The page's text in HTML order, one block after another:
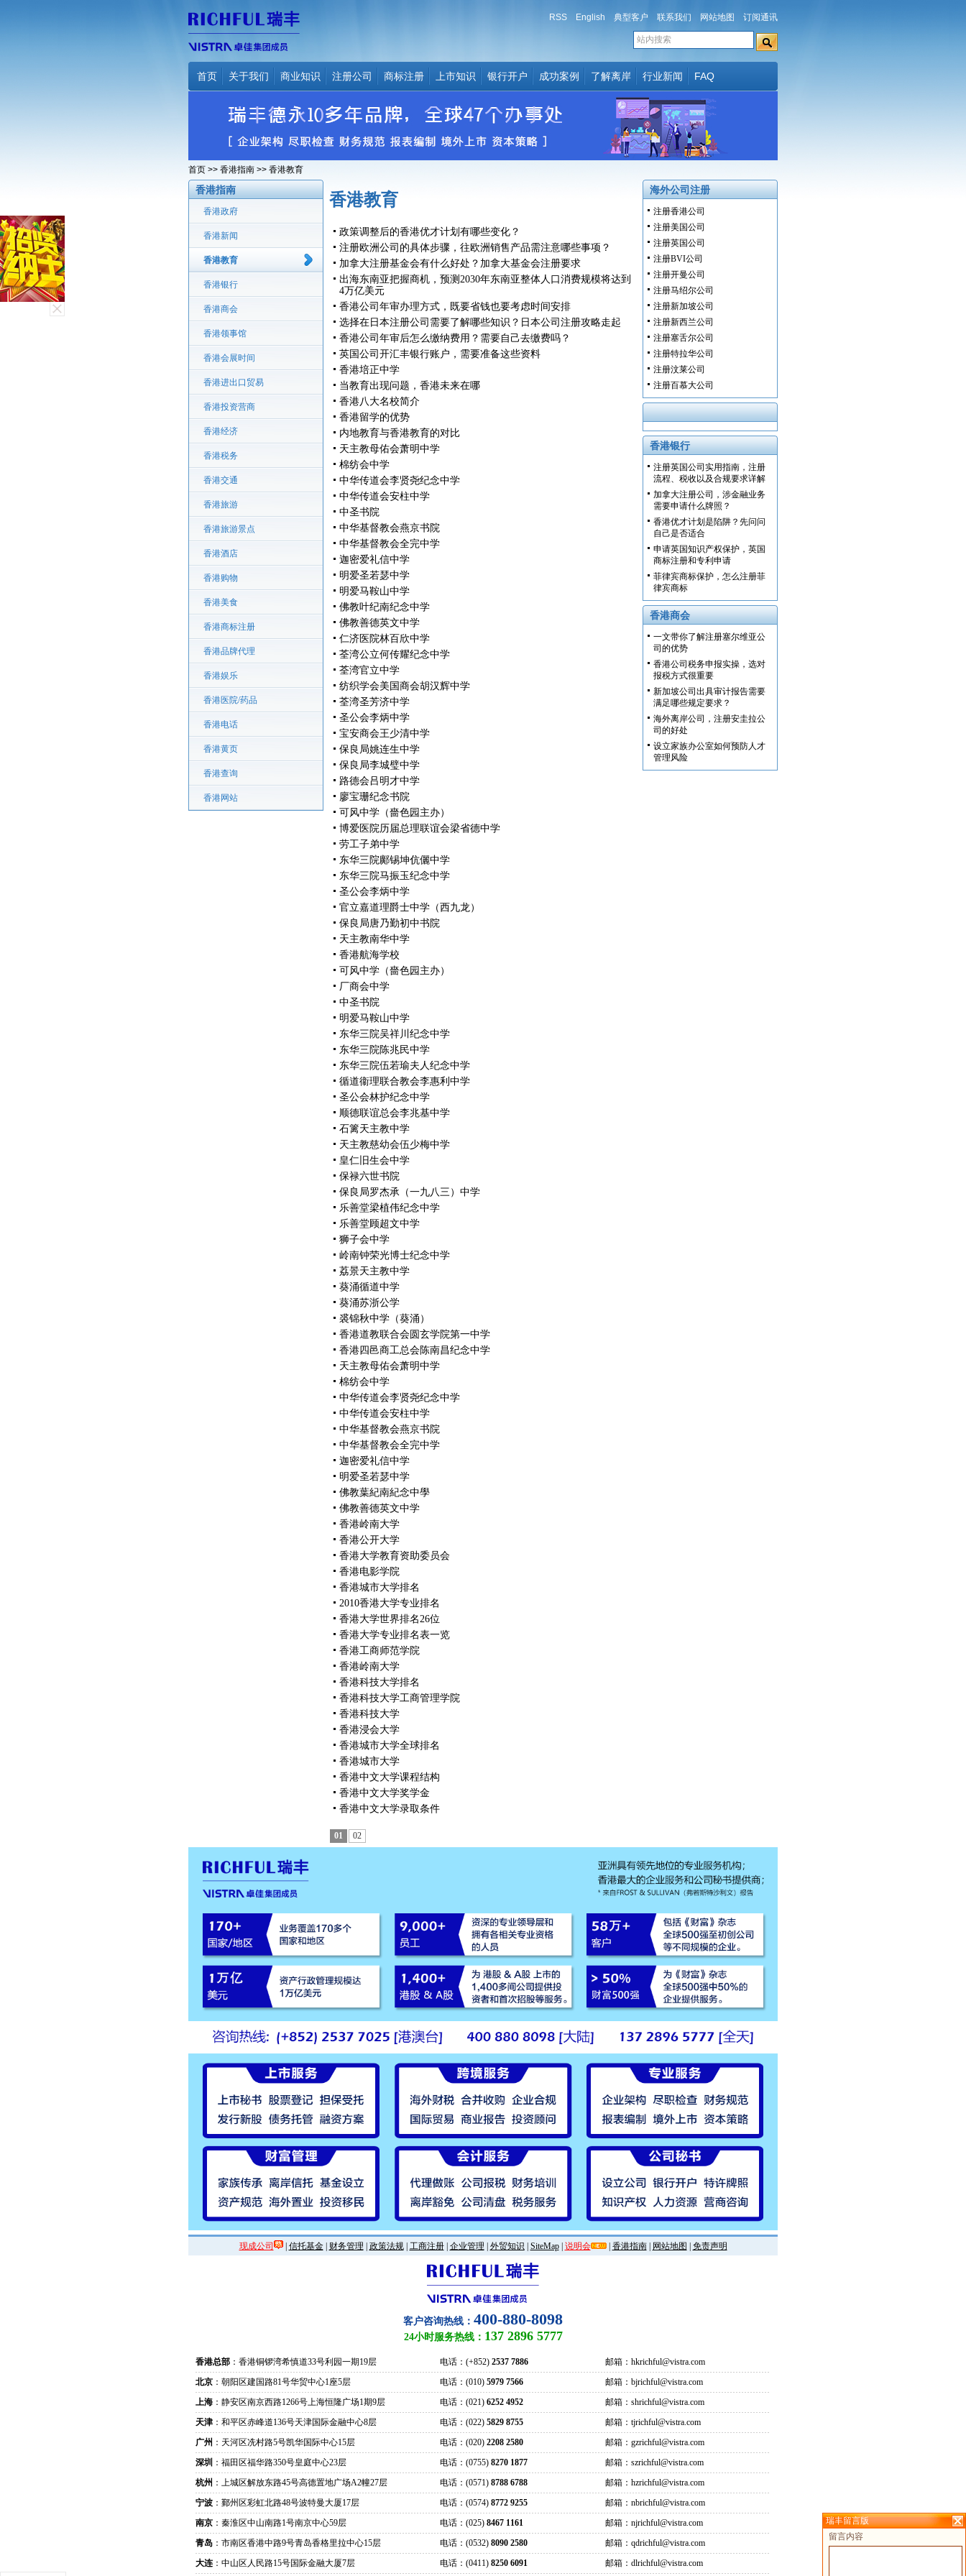
RSS English 典型客户 联系我们 网站地图 订阅通讯
首页 关于我们 商业知识 注册公司 商标注册 上市知识 银行开户 成功案例 了解离岸 行业新闻 FAQ
首页 >> 香港指南 >> 香港教育
香港指南
香港政府
香港新闻
香港教育
香港银行
香港商会
香港领事馆
香港会展时间
香港进出口贸易
香港投资营商
香港经济
香港税务
香港交通
香港旅游
香港旅游景点
香港酒店
香港购物
香港美食
香港商标注册
香港品牌代理
香港娱乐
香港医院/药品
香港电话
香港黄页
香港查询
香港网站
香港教育
政策调整后的香港优才计划有哪些变化？
注册欧洲公司的具体步骤，往欧洲销售产品需注意哪些事项？
加拿大注册基金会有什么好处？加拿大基金会注册要求
出海东南亚把握商机，预测2030年东南亚整体人口消费规模将达到
4万亿美元
香港公司年审办理方式，既要省钱也要考虑时间安排
选择在日本注册公司需要了解哪些知识？日本公司注册攻略走起
香港公司年审后怎么缴纳费用？需要自己去缴费吗？
英国公司开汇丰银行账户，需要准备这些资料
香港培正中学
当教育出现问题，香港未来在哪
香港八大名校简介
香港留学的优势
内地教育与香港教育的对比
天主教母佑会萧明中学
棉纺会中学
中华传道会李贤尧纪念中学
中华传道会安柱中学
中圣书院
中华基督教会燕京书院
中华基督教会全完中学
迦密爱礼信中学
明爱圣若瑟中学
明爱马鞍山中学
佛教叶纪南纪念中学
佛教善德英文中学
仁济医院林百欣中学
荃湾公立何传耀纪念中学
荃湾官立中学
纺织学会美国商会胡汉辉中学
荃湾圣芳济中学
圣公会李炳中学
宝安商会王少清中学
保良局姚连生中学
保良局李城璧中学
路德会吕明才中学
廖宝珊纪念书院
可风中学（嗇色园主办）
博爱医院历届总理联谊会梁省德中学
劳工子弟中学
东华三院鄺锡坤伉儷中学
东华三院马振玉纪念中学
圣公会李炳中学
官立嘉道理爵士中学（西九龙）
保良局唐乃勤初中书院
天主教南华中学
香港航海学校
可风中学（嗇色园主办）
厂商会中学
中圣书院
明爱马鞍山中学
东华三院吴祥川纪念中学
东华三院陈兆民中学
东华三院伍若瑜夫人纪念中学
循道衞理联合教会李惠利中学
圣公会林护纪念中学
顺德联谊总会李兆基中学
石篱天主教中学
天主教慈幼会伍少梅中学
皇仁旧生会中学
保禄六世书院
保良局罗杰承（一九八三）中学
乐善堂梁植伟纪念中学
乐善堂顾超文中学
狮子会中学
岭南钟荣光博士纪念中学
荔景天主教中学
葵涌循道中学
葵涌苏浙公学
裘锦秋中学（葵涌）
香港道教联合会圆玄学院第一中学
香港四邑商工总会陈南昌纪念中学
天主教母佑会萧明中学
棉纺会中学
中华传道会李贤尧纪念中学
中华传道会安柱中学
中华基督教会燕京书院
中华基督教会全完中学
迦密爱礼信中学
明爱圣若瑟中学
佛教葉紀南紀念中學
佛教善德英文中学
香港岭南大学
香港公开大学
香港大学教育资助委员会
香港电影学院
香港城市大学排名
2010香港大学专业排名
香港大学世界排名26位
香港大学专业排名表一览
香港工商师范学院
香港岭南大学
香港科技大学排名
香港科技大学工商管理学院
香港科技大学
香港浸会大学
香港城市大学全球排名
香港城市大学
香港中文大学课程结构
香港中文大学奖学金
香港中文大学录取条件
01 02
海外公司注册
注册香港公司
注册美国公司
注册英国公司
注册BVI公司
注册开曼公司
注册马绍尔公司
注册新加坡公司
注册新西兰公司
注册塞舌尔公司
注册特拉华公司
注册汶莱公司
注册百慕大公司
香港银行
注册英国公司实用指南，注册
流程、税收以及合规要求详解
加拿大注册公司，涉金融业务
需要申请什么牌照？
香港优才计划是陷阱？先问问
自己是否适合
申请英国知识产权保护，英国
商标注册和专利申请
菲律宾商标保护，怎么注册菲
律宾商标
香港商会
一文带你了解注册塞尔维亚公
司的优势
香港公司税务申报实操，选对
报税方式很重要
新加坡公司出具审计报告需要
满足哪些规定要求？
海外离岸公司，注册安圭拉公
司的好处
设立家族办公室如何预防人才
管理风险
现成公司 | 信托基金| 财务管理 政策法规| 工商注册| 企业管理 外贸知识 SiteMap| 说明会 | 香港指南| 网站地图 免责声明
客户咨询热线： 400-880-8098
24小时服务热线： 137 2896 5777
香港总部 ：香港铜锣湾希慎道33号利园一期19层 电话：(+852) 2537 7886
邮箱：hkrichful@vistra.com
北京 ：朝阳区建国路81号华贸中心1座5层 电话：(010) 5979 7566
邮箱：bjrichful@vistra.com
上海 ：静安区南京西路1266号上海恒隆广场1期9层 电话：(021) 6252 4952
邮箱：shrichful@vistra.com
天津 ：和平区赤峰道136号天津国际金融中心8层 电话：(022) 5829 8755
邮箱：tjrichful@vistra.com
广州 ：天河区冼村路5号凯华国际中心15层 电话：(020) 2208 2580
邮箱：gzrichful@vistra.com
深圳 ：福田区福华路350号皇庭中心23层 电话：(0755) 8270 1877
邮箱：szrichful@vistra.com
杭州 ：上城区解放东路45号高德置地广场A2幢27层 电话：(0571) 8788 6788
邮箱：hzrichful@vistra.com
宁波 ：鄞州区彩虹北路48号波特曼大厦17层 电话：(0574) 8772 9255
邮箱：nbrichful@vistra.com
南京 ：秦淮区中山南路1号南京中心59层 电话：(025) 8467 1161
邮箱：njrichful@vistra.com
青岛 ：市南区香港中路9号青岛香格里拉中心15层 电话：(0532) 8090 2580
邮箱：qdrichful@vistra.com
大连 ：中山区人民路15号国际金融大厦7层 电话：(0411) 8250 6091 邮箱：dlrichful@vistra.com
瑞丰留言版
留言内容